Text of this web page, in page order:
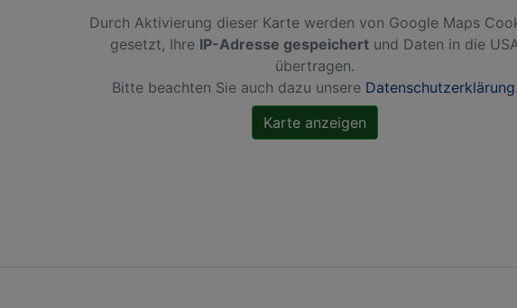
Durch Aktivierung dieser Karte werden von Google Maps
gesetzt, Ihre IP-Adresse gespeichert und Daten in die
übertragen.
Bitte beachten Sie auch dazu unsere Datenschutzerklärung